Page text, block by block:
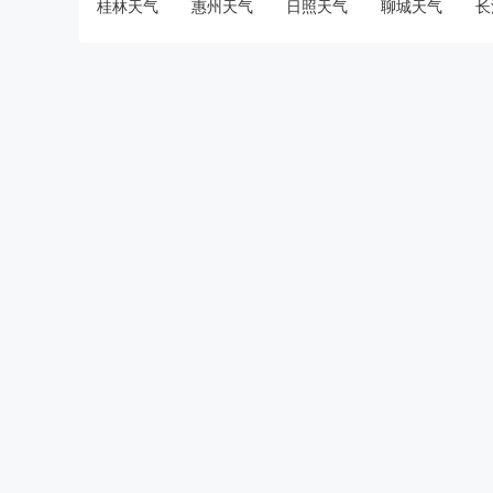
桂林天气 惠州天气 日照天气 聊城天气